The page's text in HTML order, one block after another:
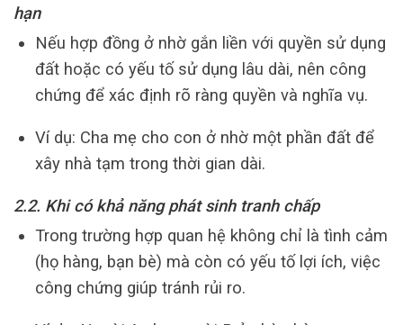
hạn
Nếu hợp đồng ở nhờ gắn liền với quyền sử dụng
đất hoặc có yếu tố sử dụng lâu dài, nên công
chứng để xác định rõ ràng quyền và nghĩa vụ.
Ví dụ: Cha mẹ cho con ở nhờ một phần đất để
xây nhà tạm trong thời gian dài.
2.2. Khi có khả năng phát sinh tranh chấp
Trong trường hợp quan hệ không chỉ là tình cảm
(họ hàng, bạn bè) mà còn có yếu tố lợi ích, việc
công chứng giúp tránh rủi ro.